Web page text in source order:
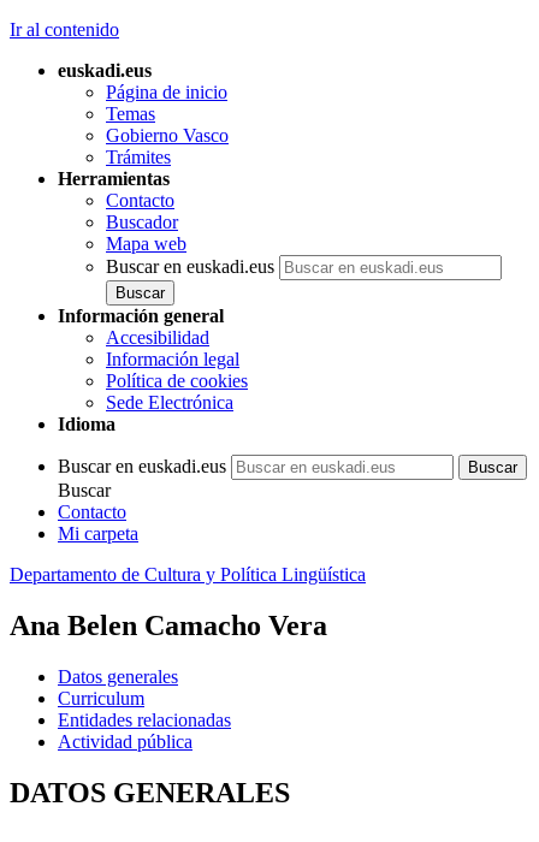
Ir al contenido
euskadi.eus
Página de inicio
Temas
Gobierno Vasco
Trámites
Herramientas
Contacto
Buscador
Mapa web
Buscar en euskadi.eus
Información general
Accesibilidad
Información legal
Política de cookies
Sede Electrónica
Idioma
Buscar en euskadi.eus
Buscar
Contacto
Mi carpeta
Departamento de Cultura y Política Lingüística
Ana Belen Camacho Vera
Datos generales
Curriculum
Entidades relacionadas
Actividad pública
DATOS GENERALES